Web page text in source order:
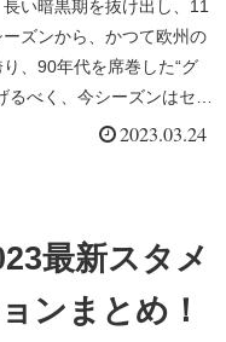
い暗黒期を抜け出し、11
ズンから、かつて欧州の
、90年代を席巻した“グ
るべく、今シーズンはセリ
2023.03.24
最新スタメ
ンまとめ！